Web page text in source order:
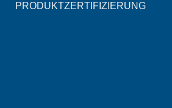
PRODUKTZERTIFIZIERUNG